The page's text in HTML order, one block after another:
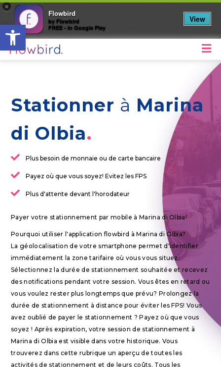
Ouvrir la barre d’outils
×
Flowbird
by Flowbird
FREE - In Google Play
View
Stationner à Marina
di Olbia
Plus besoin de monnaie ou de carte bancaire
Payez où que vous soyez! Evitez les FPS
Plus d'attente devant l'horodateur
Payer votre stationnement par mobile à Marina di Olbia!
Pourquoi utiliser l'application flowbird à Marina di Olbia?
La géolocalisation de votre smartphone permet d'identifier
immédiatement la zone tarifaire où vous vous situez.
Sélectionnez la durée de stationnement souhaitée et recevez
des notifications pendant votre session. Vous êtes en retard ou
vous voulez rester plus longtemps que prévu? Prolongez la
durée de stationnement à distance pour éviter les FPS! Vous
avez oublié de payer le stationnement ? Payez où que vous
soyez ! Après expiration, votre session de stationnement à
Marina di Olbia est visible dans votre historique. Vous
trouverez dans cette rubrique un aperçu de toutes les
activités de stationnement et de leurs coûts. Tous les